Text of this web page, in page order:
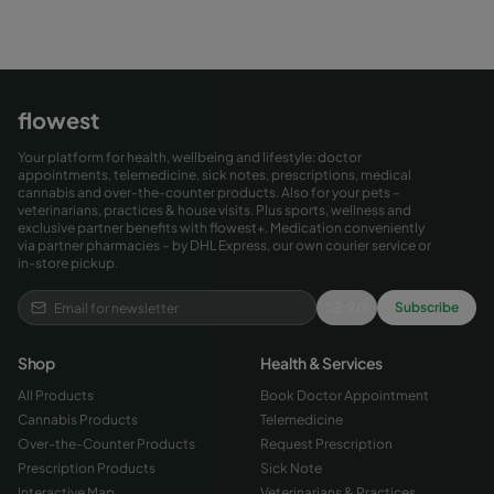
flowest
Your platform for health, wellbeing and lifestyle: doctor
appointments, telemedicine, sick notes, prescriptions, medical
cannabis and over-the-counter products. Also for your pets –
veterinarians, practices & house visits. Plus sports, wellness and
exclusive partner benefits with flowest+. Medication conveniently
via partner pharmacies – by DHL Express, our own courier service or
in-store pickup.
Subscribe
Shop
All Products
Cannabis Products
Over-the-Counter Products
Prescription Products
Health & Services
Book Doctor Appointment
Telemedicine
Request Prescription
Sick Note